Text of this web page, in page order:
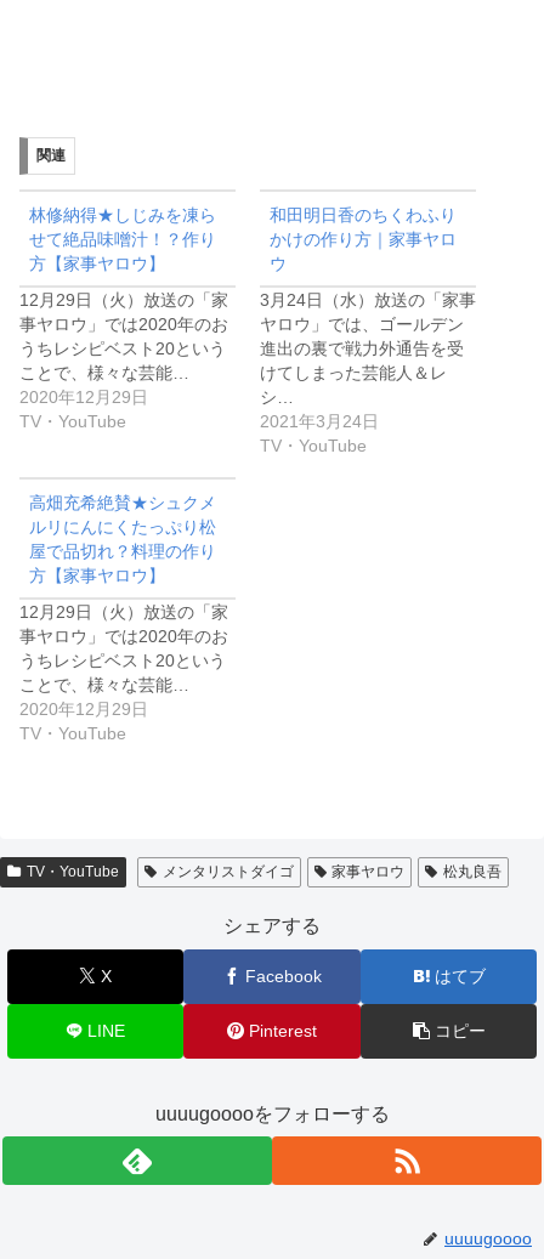
関連
林修納得★しじみを凍ら
せて絶品味噌汁！？作り
方【家事ヤロウ】
12月29日（火）放送の「家
事ヤロウ」では2020年のお
うちレシピベスト20という
ことで、様々な芸能…
2020年12月29日
TV・YouTube
和田明日香のちくわふり
かけの作り方｜家事ヤロ
ウ
3月24日（水）放送の「家事
ヤロウ」では、ゴールデン
進出の裏で戦力外通告を受
けてしまった芸能人＆レ
シ…
2021年3月24日
TV・YouTube
高畑充希絶賛★シュクメ
ルリにんにくたっぷり松
屋で品切れ？料理の作り
方【家事ヤロウ】
12月29日（火）放送の「家
事ヤロウ」では2020年のお
うちレシピベスト20という
ことで、様々な芸能…
2020年12月29日
TV・YouTube
TV・YouTube メンタリストダイゴ 家事ヤロウ 松丸良吾
シェアする
X Facebook はてブ
LINE Pinterest コピー
uuuugooooをフォローする
uuuugoooo